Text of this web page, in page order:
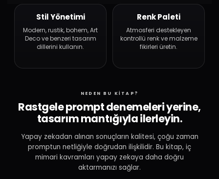
Stil Yönetimi
Modern, rustik, bohem, Art
Deco ve benzeri tasarım
dillerini kullanın.
Renk Paleti
Atmosferi destekleyen
kontrollü renk ve malzeme
fikirleri üretin.
NEDEN BU KİTAP?
Rastgele prompt denemeleri yerine,
tasarım mantığıyla ilerleyin.
Yapay zekadan alınan sonuçların kalitesi, çoğu zaman
promptun netliğiyle doğrudan ilişkilidir. Bu kitap, iç
mimari kavramları yapay zekaya daha doğru
aktarmanızı sağlar.